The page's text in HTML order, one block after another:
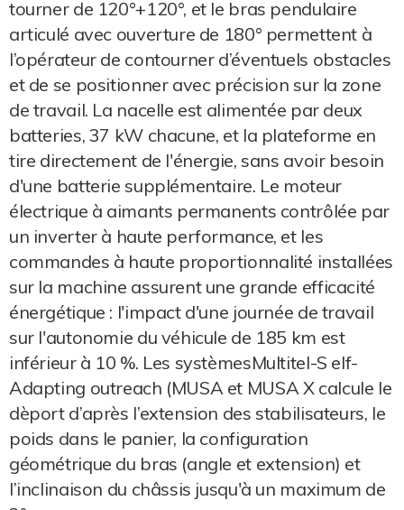
tourner de 120°+120°, et le bras pendulaire
articulé avec ouverture de 180° permettent à
l’opérateur de contourner d’éventuels obstacles
et de se positionner avec précision sur la zone
de travail. La nacelle est alimentée par deux
batteries, 37 kW chacune, et la plateforme en
tire directement de l'énergie, sans avoir besoin
d'une batterie supplémentaire. Le moteur
électrique à aimants permanents contrôlée par
un inverter à haute performance, et les
commandes à haute proportionnalité installées
sur la machine assurent une grande efficacité
énergétique : l'impact d'une journée de travail
sur l'autonomie du véhicule de 185 km est
inférieur à 10 %. Les systèmesMultitel-S elf-
Adapting outreach (MUSA et MUSA X calcule le
dèport d’après l’extension des stabilisateurs, le
poids dans le panier, la configuration
géométrique du bras (angle et extension) et
l’inclinaison du châssis jusqu'à un maximum de